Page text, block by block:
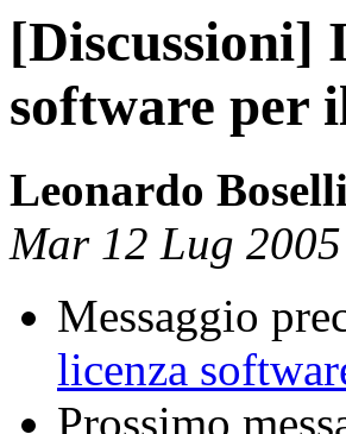
[Discussioni]
software per
Leonardo Boselli
Mar 12 Lug
Messaggio
licenza
Prossimo